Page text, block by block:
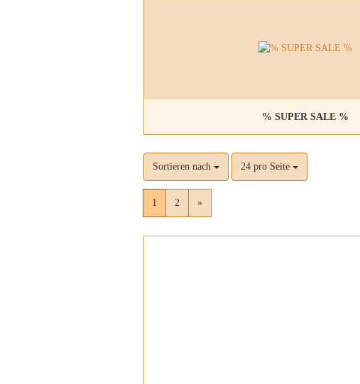
% SUPER SALE %
Sortieren nach 24 pro Seite
1 2 »